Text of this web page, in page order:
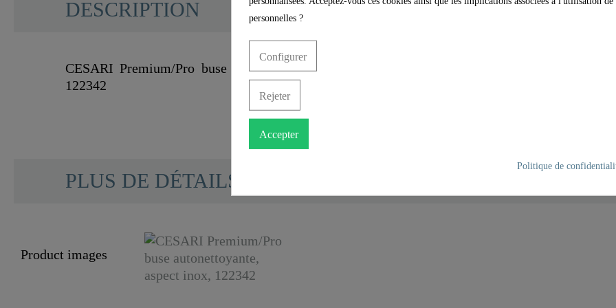
DESCRIPTION
CESARI Premium/Pro buse autonettoyante, aspect inox, 122342 -
122342
PLUS DE DÉTAILS
Product images
personnelles ?
Configurer
Rejeter
Accepter
Politique de